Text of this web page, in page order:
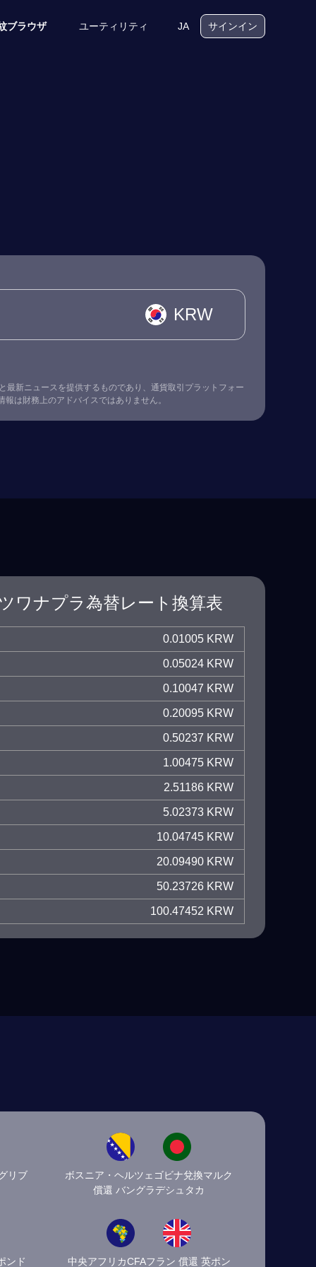
ブラウザ ユーティリティ JA サインイン
KRW
最新ニュースを提供するものであり、通貨取引プラットフォー
は財務上のアドバイスではありません。
ワナプラ為替レート換算表
0.01005 KRW
0.05024 KRW
0.10047 KRW
0.20095 KRW
0.50237 KRW
1.00475 KRW
2.51186 KRW
5.02373 KRW
10.04745 KRW
20.09490 KRW
50.23726 KRW
100.47452 KRW
リブ
ボスニア・ヘルツェゴビナ兌換マルク
償還 バングラデシュタカ
ンド 中央アフリカCFAフラン 償還 英ポン